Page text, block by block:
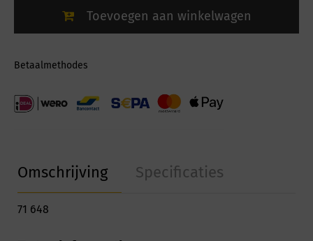
Toevoegen aan winkelwagen
Betaalmethodes
Omschrijving Specificaties
71 648